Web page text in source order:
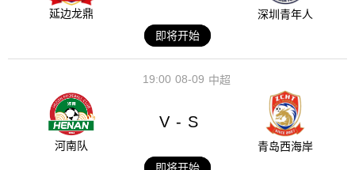
延边龙鼎
深圳青年人
即将开始
08-09
19:00 中超
河南队
V - S
青岛西海岸